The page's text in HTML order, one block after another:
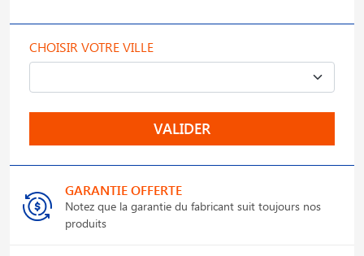
CHOISIR VOTRE VILLE
VALIDER
GARANTIE OFFERTE
Notez que la garantie du fabricant suit toujours nos
produits